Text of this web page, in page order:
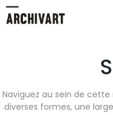
Naviguez au sein de cette
diverses formes, une